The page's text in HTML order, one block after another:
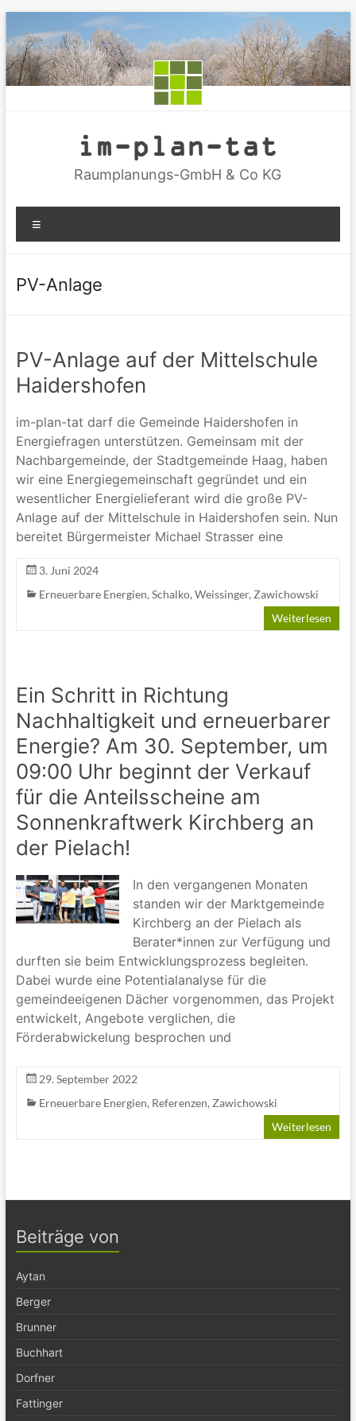
Inhalt
springen
im-plan-tat
Raumplanungs-GmbH & Co KG
PV-Anlage
PV-Anlage auf der Mittelschule
Haidershofen
im-plan-tat darf die Gemeinde Haidershofen in
Energiefragen unterstützen. Gemeinsam mit der
Nachbargemeinde, der Stadtgemeinde Haag, haben
wir eine Energiegemeinschaft gegründet und ein
wesentlicher Energielieferant wird die große PV-
Anlage auf der Mittelschule in Haidershofen sein. Nun
bereitet Bürgermeister Michael Strasser eine
3. Juni 2024
Erneuerbare Energien, Schalko, Weissinger, Zawichowski
Weiterlesen
Ein Schritt in Richtung
Nachhaltigkeit und erneuerbarer
Energie? Am 30. September, um
09:00 Uhr beginnt der Verkauf
für die Anteilsscheine am
Sonnenkraftwerk Kirchberg an
der Pielach!
In den vergangenen Monaten
standen wir der Marktgemeinde
Kirchberg an der Pielach als
Berater*innen zur Verfügung und
durften sie beim Entwicklungsprozess begleiten.
Dabei wurde eine Potentialanalyse für die
gemeindeeigenen Dächer vorgenommen, das Projekt
entwickelt, Angebote verglichen, die
Förderabwickelung besprochen und
29. September 2022
Erneuerbare Energien, Referenzen, Zawichowski
Weiterlesen
Beiträge von
Aytan
Berger
Brunner
Buchhart
Dorfner
Fattinger